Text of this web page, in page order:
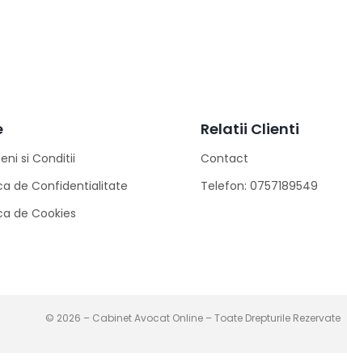
si Conditii
de Confidentialitate
de Cookies
Relatii Clienti
Contact
Telefon: 0757189549
© 2026 – Cabinet Avocat Online – Toate Drepturile Rezervate